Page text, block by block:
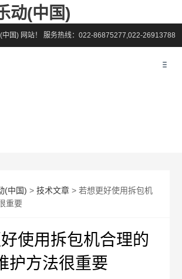
动(中国)
国) 网站！ 服务热线：022-86875277,022-26913788
(中国) >技术文章 > 若想更好使用拆包机
重要
使用拆包机合理的
护方法很重要